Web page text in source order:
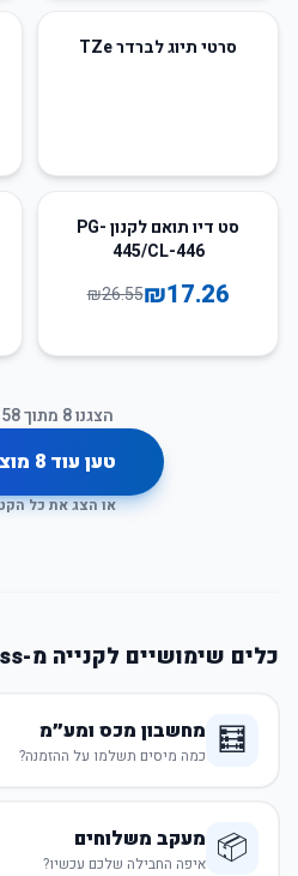
סרטי תיוג לברדר TZe
35
סט דיו תואם לקנון PG-
445/CL-446
₪17.26
₪26.55
הצגנו8 מתוך58
טען עוד8
או הצג את כל
כלים שימושיים לקנייה מ-AliExpress
🧮 מחשבון מכס ומע״מ
כמה מיסים תשלמו על ההזמנה?
📦 מעקב משלוחים
איפה החבילה שלכם עכשיו?